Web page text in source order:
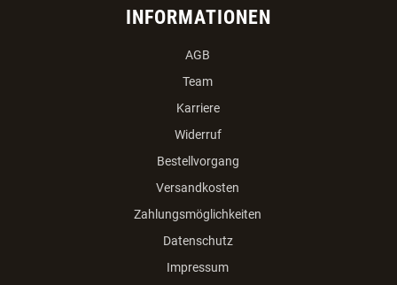
INFORMATIONEN
AGB
Team
Karriere
Widerruf
Bestellvorgang
Versandkosten
Zahlungsmöglichkeiten
Datenschutz
Impressum